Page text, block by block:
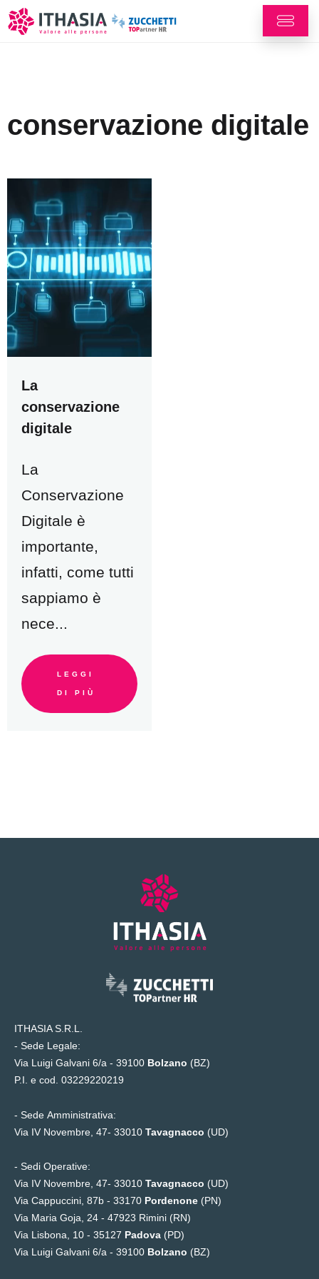
conservazione digitale
La
conservazione
digitale
La
Conservazione
Digitale è
importante,
infatti, come tutti
sappiamo è
nece...
LEGGI
DI PIÙ
ITHASIA S.R.L.
- Sede Legale:
Via Luigi Galvani 6/a - 39100 Bolzano (BZ)
P.I. e cod. 03229220219
- Sede Amministrativa:
Via IV Novembre, 47- 33010 Tavagnacco (UD)
- Sedi Operative:
Via IV Novembre, 47- 33010 Tavagnacco (UD)
Via Cappuccini, 87b - 33170 Pordenone (PN)
Via Maria Goja, 24 - 47923 Rimini (RN)
Via Lisbona, 10 - 35127 Padova (PD)
Via Luigi Galvani 6/a - 39100 Bolzano (BZ)